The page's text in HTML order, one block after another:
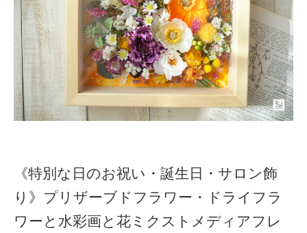
《特別な日のお祝い・誕生日・サロン飾
り》プリザーブドフラワー・ドライフラ
ワーと水彩画と花ミクストメディアフレ